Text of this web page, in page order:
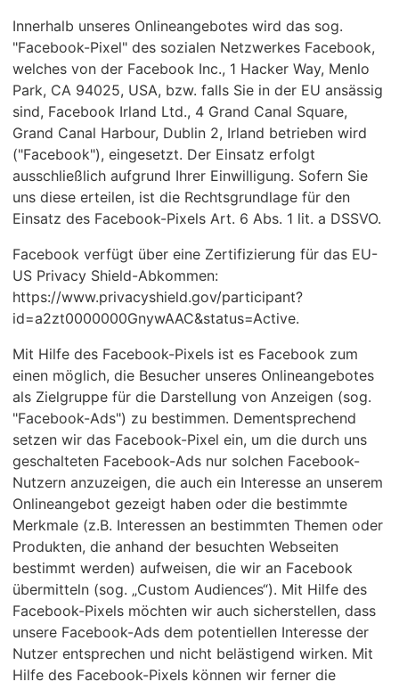
Innerhalb unseres Onlineangebotes wird das sog.
"Facebook-Pixel" des sozialen Netzwerkes Facebook,
welches von der Facebook Inc., 1 Hacker Way, Menlo
Park, CA 94025, USA, bzw. falls Sie in der EU ansässig
sind, Facebook Irland Ltd., 4 Grand Canal Square,
Grand Canal Harbour, Dublin 2, Irland betrieben wird
("Facebook"), eingesetzt. Der Einsatz erfolgt
ausschließlich aufgrund Ihrer Einwilligung. Sofern Sie
uns diese erteilen, ist die Rechtsgrundlage für den
Einsatz des Facebook-Pixels Art. 6 Abs. 1 lit. a DSSVO.
Facebook verfügt über eine Zertifizierung für das EU-
US Privacy Shield-Abkommen:
https://www.privacyshield.gov/participant?
id=a2zt0000000GnywAAC&status=Active.
Mit Hilfe des Facebook-Pixels ist es Facebook zum
einen möglich, die Besucher unseres Onlineangebotes
als Zielgruppe für die Darstellung von Anzeigen (sog.
"Facebook-Ads") zu bestimmen. Dementsprechend
setzen wir das Facebook-Pixel ein, um die durch uns
geschalteten Facebook-Ads nur solchen Facebook-
Nutzern anzuzeigen, die auch ein Interesse an unserem
Onlineangebot gezeigt haben oder die bestimmte
Merkmale (z.B. Interessen an bestimmten Themen oder
Produkten, die anhand der besuchten Webseiten
bestimmt werden) aufweisen, die wir an Facebook
übermitteln (sog. „Custom Audiences“). Mit Hilfe des
Facebook-Pixels möchten wir auch sicherstellen, dass
unsere Facebook-Ads dem potentiellen Interesse der
Nutzer entsprechen und nicht belästigend wirken. Mit
Hilfe des Facebook-Pixels können wir ferner die